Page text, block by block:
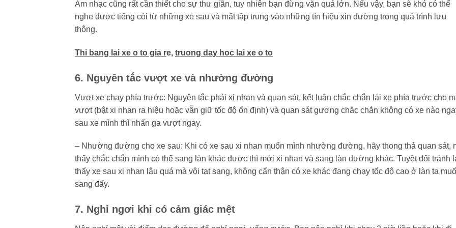
Âm nhạc cũng rất cần thiết cho sự thư giãn, tuy nhiên bạn đừng vặn quá lớn. Nếu vậy, bạn sẽ khó có thể
nghe được tiếng còi từ những xe sau và mất tập trung vào những tín hiệu xin đường trong quá trình lưu
thông.
Thi bang lai xe o to gia re, truong day hoc lai xe o to
6. Nguyên tắc vượt xe và nhường đường
Vượt xe chạy phía trước: Nguyên tắc phải xi nhan và quan sát, kết luận chắc chắn lái xe phía trước cho
vượt (bật xi nhan ra hiệu hoặc vẫn giữ tốc độ ổn định) và quan sát gương chắc chắn không có xe nào
sau xe mình thì nhấn ga vượt ngay.
– Nhường đường cho xe sau: Khi có xe sau xi nhan muốn mình nhường đường, hãy thong thả quan sát,
thấy chắc chắn mình có thể sang làn khác được thì mới xi nhan và sang làn đường khác. Tuyệt đối tránh
thấy xe sau xi nhan lâu quá mà vội tạt sang, không cẩn thận có xe khác đang chạy tốc độ cao ở làn ta
sang đấy.
7. Nghỉ ngơi khi có cảm giác mệt